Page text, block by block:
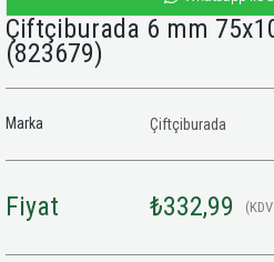
Çiftçiburada 6 mm
(823679)
Marka Çiftçiburada
Fiyat ₺332,99